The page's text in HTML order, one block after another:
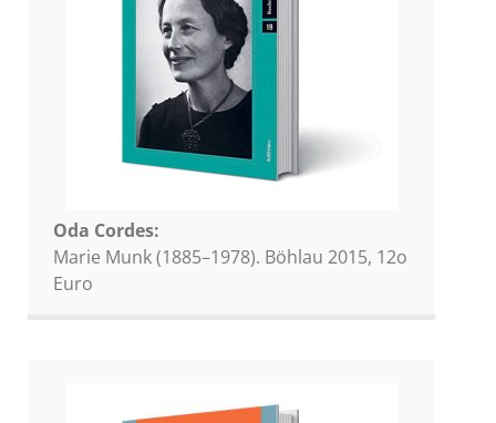
Oda Cordes:
Marie Munk (1885–1978). Böhlau 2015, 12o
Euro